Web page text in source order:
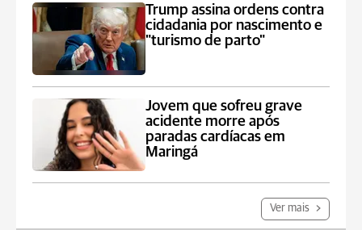
Trump assina ordens contra
cidadania por nascimento e
"turismo de parto"
Jovem que sofreu grave
acidente morre após
paradas cardíacas em
Maringá
Ver mais